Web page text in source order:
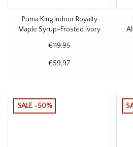
Puma King Indoor Royalty
Maple Syrup-Frosted Ivory
€119,95
€59,97
SALE -50%